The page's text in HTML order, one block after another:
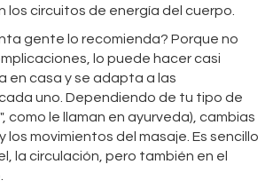
los circuitos de energía del cuerpo.
gente lo recomienda? Porque no
lo puede hacer casi
en casa y se adapta a las
uno. Dependiendo de tu tipo de
como le llaman en ayurveda), cambias
los movimientos del masaje. Es sencillo
la circulación, pero también en el